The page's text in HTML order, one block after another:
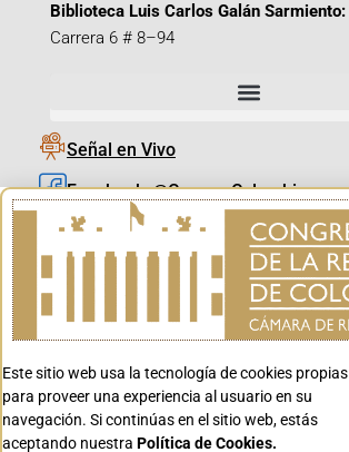
Biblioteca Luis Carlos Galán Sarmiento:
Carrera 6 # 8–94
Señal en Vivo
Facebook_@CamaraColombia
Instagram_@CamaraColombia
X_@CamaraColombia
Youtube_@CamaraColombia
Youtube_@CanalCongreso
Este sitio web usa la tecnología de cookies propias
para proveer una experiencia al usuario en su
navegación. Si continúas en el sitio web, estás
aceptando nuestra Política de Cookies.